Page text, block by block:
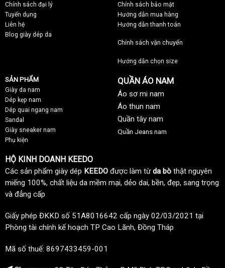
Chính sách đại lý
Tuyển dụng
Liên hệ
Blog giày dép da
Chính sách bảo mật
Hướng dẫn mua hàng
Hướng dẫn thanh toán
Chính sách vận chuyển
Hướng dẫn chọn size
SẢN PHẨM
Giày da nam
Dép kẹp nam
Dép quai ngang nam
Sandal
Giày sneaker nam
Phụ kiện
QUẦN ÁO NAM
Áo sơ mi nam
Áo thun nam
Quần tây nam
Quần Jeans nam
HỘ KINH DOANH KEEDO
Các sản phẩm giày dép KEEDO được làm từda bò thật nguyên
miếng 100%, chất liệu da mềm mại, dẻo dai, bền, đẹp, sang trọng
và đẳng cấp
Giấy phép ĐKKD số 51A8016642 cấp ngày 02/03/2021 tại
Phòng tài chính kế hoạch TP Cao Lãnh, Đồng Tháp
Mã số thuế: 8697433459-001